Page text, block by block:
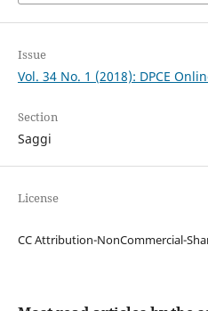
Issue
Vol. 34 No. 1 (2018): DPCE
Section
Saggi
License
CC Attribution-NonCommercial-